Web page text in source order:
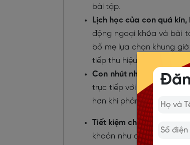
bài tập.
Lịch học của con quá
động ngoại khóa và bài
bố mẹ lựa chọn khung
tiếp thu hiệu quả.
Con nhút nhát, ngại,
trực tiếp với người lạ.
hơn khi phản xạ tiếng
Tiết kiệm chi phí:
Chi phí
khoản như di chuyển,